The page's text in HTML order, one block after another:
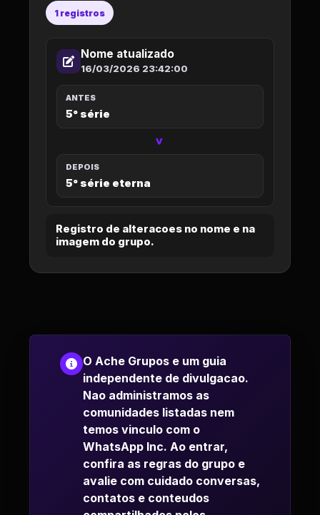
1 registros
Nome atualizado
16/03/2026 23:42:00
ANTES
5° série
>
DEPOIS
5° série eterna
Registro de alteracoes no nome e na
imagem do grupo.
O Ache Grupos e um guia
independente de divulgacao.
Nao administramos as
comunidades listadas nem
temos vinculo com o
WhatsApp Inc. Ao entrar,
confira as regras do grupo e
avalie com cuidado conversas,
contatos e conteudos